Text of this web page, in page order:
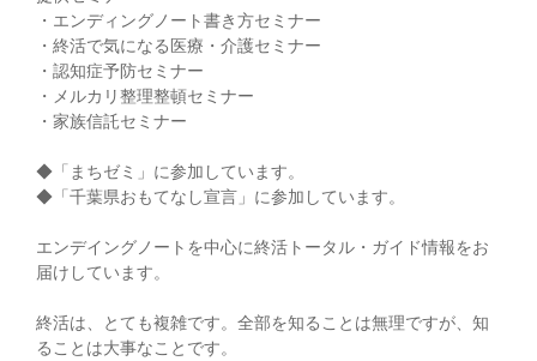
・エンディングノート書き方セミナー
・終活で気になる医療・介護セミナー
・認知症予防セミナー
・メルカリ整理整頓セミナー
・家族信託セミナー
◆「まちゼミ」に参加しています。
◆「千葉県おもてなし宣言」に参加しています。
エンデイングノートを中心に終活トータル・ガイド情報をお
届けしています。
終活は、とても複雑です。全部を知ることは無理ですが、知
ることは大事なことです。